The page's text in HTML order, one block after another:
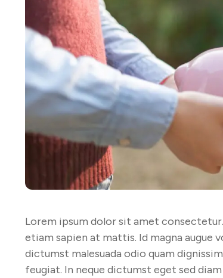
Lorem ipsum dolor sit amet
etiam sapien at mattis. Id magna augue
dictumst malesuada odio quam
feugiat. In neque dictumst eget sed